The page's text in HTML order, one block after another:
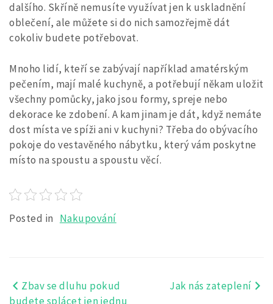
dalšího. Skříně nemusíte využívat jen k uskladnění
oblečení, ale můžete si do nich samozřejmě dát
cokoliv budete potřebovat.
Mnoho lidí, kteří se zabývají například amatérským
pečením, mají malé kuchyně, a potřebují někam uložit
všechny pomůcky, jako jsou formy, spreje nebo
dekorace ke zdobení. A kam jinam je dát, když nemáte
dost místa ve spíži ani v kuchyni? Třeba do obývacího
pokoje do vestavěného nábytku, který vám poskytne
místo na spoustu a spoustu věcí.
Posted in Nakupování
Navigace
Zbav se dluhu pokud
budete splácet jen jednu
Jak nás zateplení